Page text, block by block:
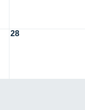
28